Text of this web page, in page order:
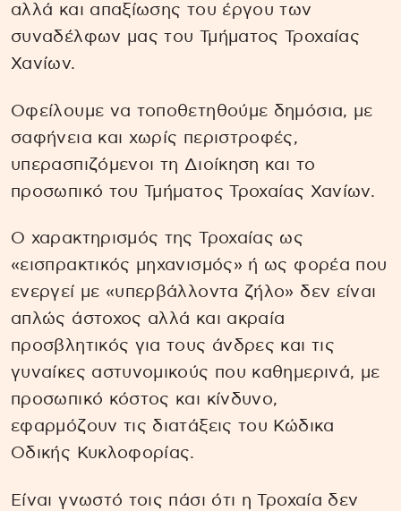
αλλά και απαξίωσης του έργου των
συναδέλφων μας του Τμήματος Τροχαίας
Χανίων.
Οφείλουμε να τοποθετηθούμε δημόσια, με
σαφήνεια και χωρίς περιστροφές,
υπερασπιζόμενοι τη Διοίκηση και το
προσωπικό του Τμήματος Τροχαίας Χανίων.
Ο χαρακτηρισμός της Τροχαίας ως
«εισπρακτικός μηχανισμός» ή ως φορέα που
ενεργεί με «υπερβάλλοντα ζήλο» δεν είναι
απλώς άστοχος αλλά και ακραία
προσβλητικός για τους άνδρες και τις
γυναίκες αστυνομικούς που καθημερινά, με
προσωπικό κόστος και κίνδυνο,
εφαρμόζουν τις διατάξεις του Κώδικα
Οδικής Κυκλοφορίας.
Είναι γνωστό τοις πάσι ότι η Τροχαία δεν